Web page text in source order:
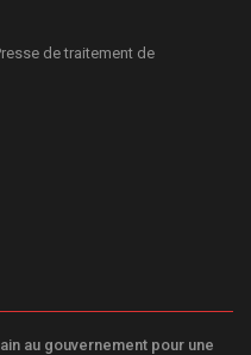
de traitement de
au gouvernement pour une